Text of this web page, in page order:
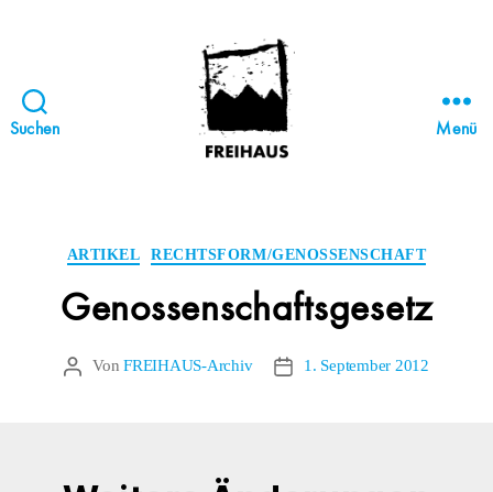
Suchen
STATTBAU
HAMBURG
Menü
Kategorien
ARTIKEL RECHTSFORM/GENOSSENSCHAFT
Genossenschaftsgesetz
Beitragsautor
VonFREIHAUS-Archiv Veröffentlichungsdatum
1. September 2012